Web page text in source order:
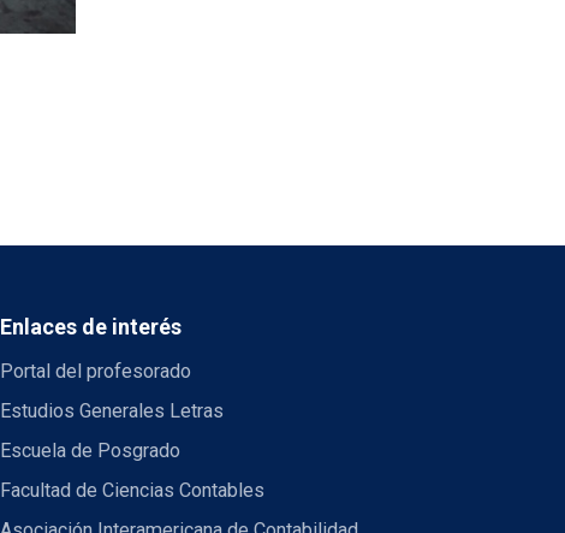
Enlaces de interés
Portal del profesorado
Estudios Generales Letras
Escuela de Posgrado
Facultad de Ciencias Contables